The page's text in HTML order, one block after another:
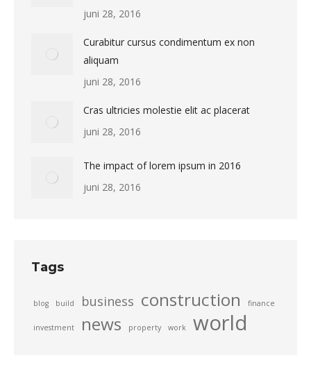
juni 28, 2016
Curabitur cursus condimentum ex non
aliquam
juni 28, 2016
Cras ultricies molestie elit ac placerat
juni 28, 2016
The impact of lorem ipsum in 2016
juni 28, 2016
Tags
blog build business construction finance
investment news property work world